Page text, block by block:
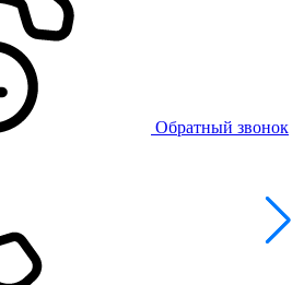
Обратный звонок